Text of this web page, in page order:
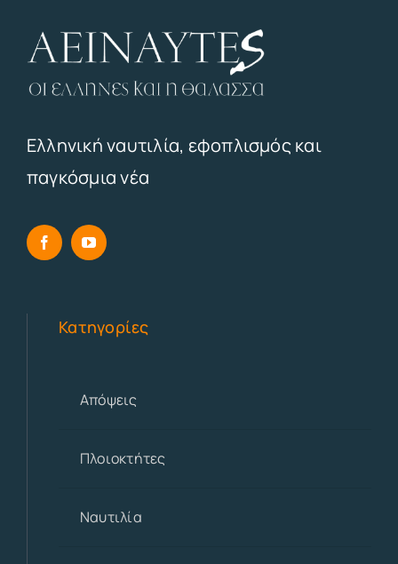
Ελληνική ναυτιλία, εφοπλισμός και
παγκόσμια νέα
Κατηγορίες
Απόψεις
Πλοιοκτήτες
Ναυτιλία